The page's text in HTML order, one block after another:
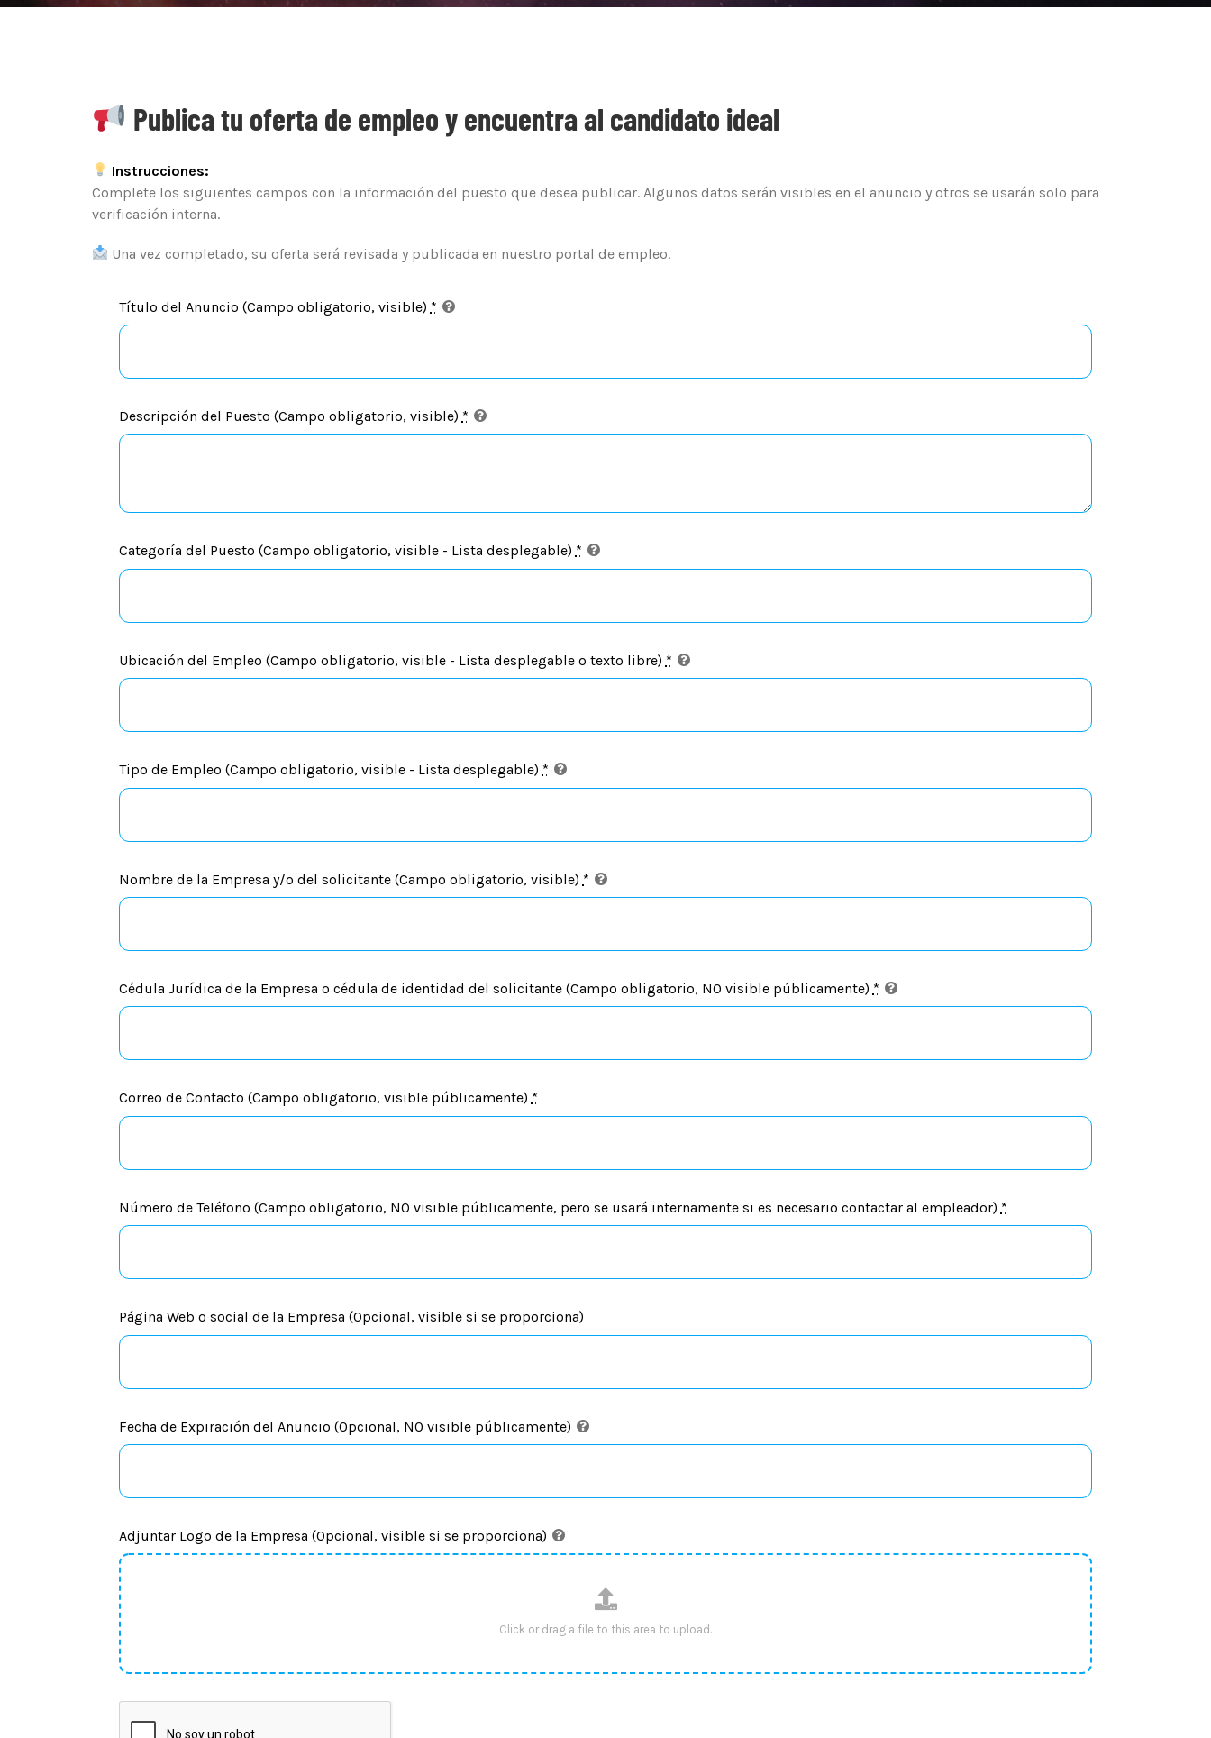
Publica tu oferta de empleo y encuentra al candidato ideal
Instrucciones:
Complete los siguientes campos con la información del puesto que desea publicar. Algunos datos serán visibles en el anuncio y otros se usarán solo para
verificación interna.
Una vez completado, su oferta será revisada y publicada en nuestro portal de empleo.
Título del Anuncio (Campo obligatorio, visible) *
Descripción del Puesto (Campo obligatorio, visible) *
Categoría del Puesto (Campo obligatorio, visible - Lista desplegable) *
Ubicación del Empleo (Campo obligatorio, visible - Lista desplegable o texto libre) *
Tipo de Empleo (Campo obligatorio, visible - Lista desplegable) *
Nombre de la Empresa y/o del solicitante (Campo obligatorio, visible) *
Cédula Jurídica de la Empresa o cédula de identidad del solicitante (Campo obligatorio, NO visible públicamente) *
Correo de Contacto (Campo obligatorio, visible públicamente) *
Número de Teléfono (Campo obligatorio, NO visible públicamente, pero se usará internamente si es necesario contactar al empleador) *
Página Web o social de la Empresa (Opcional, visible si se proporciona)
Fecha de Expiración del Anuncio (Opcional, NO visible públicamente)
Adjuntar Logo de la Empresa (Opcional, visible si se proporciona)